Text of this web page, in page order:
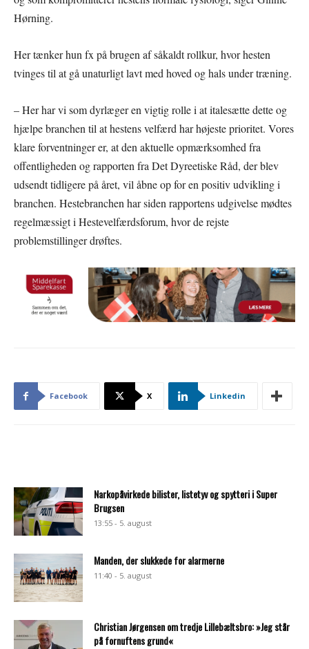
Hørning.
Her tænker hun fx på brugen af såkaldt rollkur, hvor hesten
tvinges til at gå unaturligt lavt med hoved og hals under træning.
– Her har vi som dyrlæger en vigtig rolle i at italesætte dette og
hjælpe branchen til at hestens velfærd har højeste prioritet. Vores
klare forventninger er, at den aktuelle opmærksomhed fra
offentligheden og rapporten fra Det Dyreetiske Råd, der blev
udsendt tidligere på året, vil åbne op for en positiv udvikling i
branchen. Hestebranchen har siden rapportens udgivelse mødtes
regelmæssigt i Hestevelfærdsforum, hvor de rejste
problemstillinger drøftes.
Facebook X Linkedin
Narkopåvirkede bilister, listetyv og spytteri i Super
Brugsen
13:55 - 5. august
Manden, der slukkede for alarmerne
11:40 - 5. august
Christian Jørgensen om tredje Lillebæltsbro: »Jeg står
på fornuftens grund«